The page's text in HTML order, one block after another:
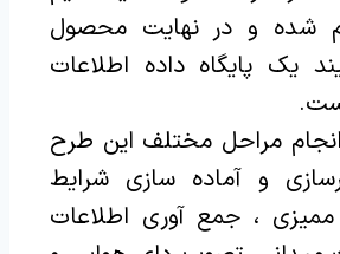
شده و در نهایت محصول
یک پایگاه داده اطلاعات
مراحل مختلف این طرح
و آماده سازی شرایط
ممیزی ، جمع آوری اطلاعات